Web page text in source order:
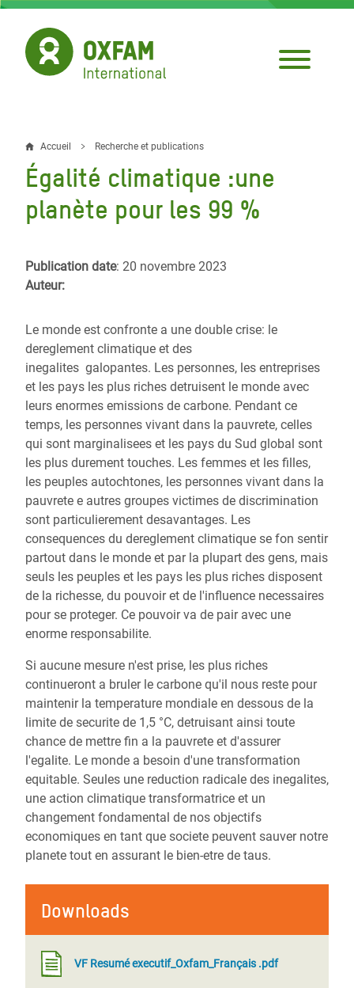
Aller
contenu
principal
Fil
d'Ariane
Accueil Recherche et publications
Égalité climatique :une
planète pour les 99 %
Publication date: 20 novembre 2023
Auteur:
Le monde est confronte a une double crise: le
dereglement climatique et des
inegalites galopantes. Les personnes, les entreprises
et les pays les plus riches detruisent le monde avec
leurs enormes emissions de carbone. Pendant ce
temps, les personnes vivant dans la pauvrete, celles
qui sont marginalisees et les pays du Sud global sont
les plus durement touches. Les femmes et les filles,
les peuples autochtones, les personnes vivant dans la
pauvrete e autres groupes victimes de discrimination
sont particulierement desavantages. Les
consequences du dereglement climatique se fon sentir
partout dans le monde et par la plupart des gens, mais
seuls les peuples et les pays les plus riches disposent
de la richesse, du pouvoir et de l'influence necessaires
pour se proteger. Ce pouvoir va de pair avec une
enorme responsabilite.
Si aucune mesure n'est prise, les plus riches
continueront a bruler le carbone qu'il nous reste pour
maintenir la temperature mondiale en dessous de la
limite de securite de 1,5 °C, detruisant ainsi toute
chance de mettre fin a la pauvrete et d'assurer
l'egalite. Le monde a besoin d'une transformation
equitable. Seules une reduction radicale des inegalites,
une action climatique transformatrice et un
changement fondamental de nos objectifs
economiques en tant que societe peuvent sauver notre
planete tout en assurant le bien-etre de taus.
Downloads
VF Resumé executif_Oxfam_Français .pdf